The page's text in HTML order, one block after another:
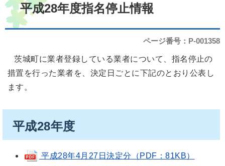
平成28年度指名停止情報
ページ番号：P-001358
茨城町に業者登録している業者について、指名停止の
措置を行った業者を、決定日ごとに下記のとおり公表し
ます。
平成28年度
平成28年4月27日決定分（PDF：81KB）